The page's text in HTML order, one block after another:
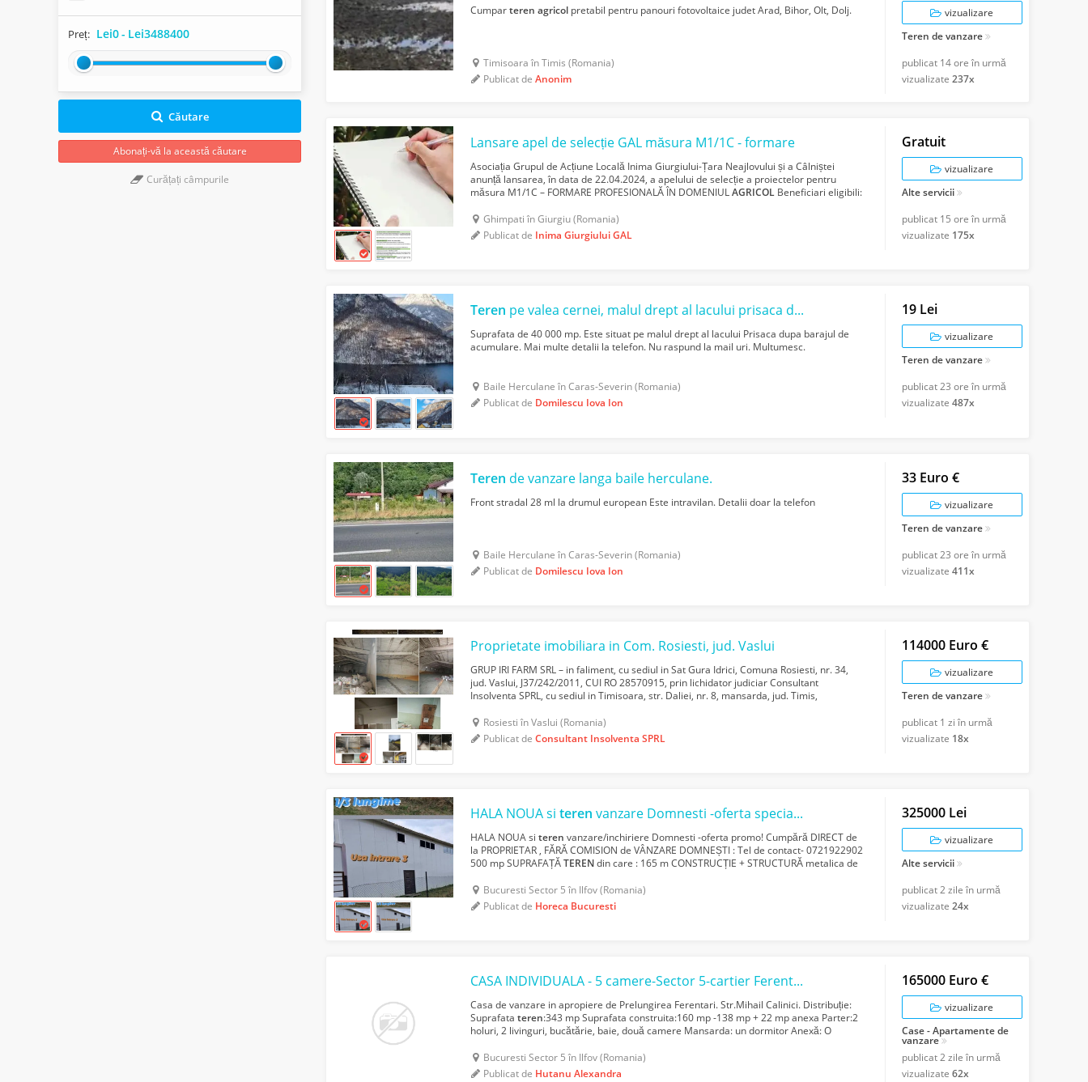
Cumparteren agricol pretabil pentru panouri fotovoltaice judet Arad, Bihor, Olt, Dolj.
Timisoara în Timis (Romania)
Publicat deAnonim
vizualizare
Teren de vanzare
publicat 14 ore în urmă
vizualizate 237x
Lansare apel de selecție GAL măsura M1/1C - formare
Asociația Grupul de Acțiune Locală Inima Giurgiului-Țara Neajlovului și a Câlniștei
anunță lansarea, în data de 22.04.2024, a apelului de selecție a proiectelor pentru
măsura M1/1C – FORMARE PROFESIONALĂ ÎN DOMENIULAGRICOL Beneficiari eligibili:
Ghimpati în Giurgiu (Romania)
Publicat de Inima Giurgiului GAL
Gratuit
vizualizare
Alte servicii
publicat 15 ore în urmă
vizualizate 175x
Teren pe valea cernei, malul drept al lacului prisaca dupa 7 izvoare.
Suprafata de 40 000 mp. Este situat pe malul drept al lacului Prisaca dupa barajul de
acumulare. Mai multe detalii la telefon. Nu raspund la mail uri. Multumesc.
Baile Herculane în Caras-Severin (Romania)
Publicat de Domilescu Iova Ion
19 Lei
vizualizare
Teren de vanzare
publicat23 ore în urmă
vizualizate 487x
Teren de vanzare langa baile herculane.
Front stradal 28 ml la drumul european Este intravilan. Detalii doar la telefon
Baile Herculane în Caras-Severin (Romania)
Publicat de Domilescu Iova Ion
33 Euro €
vizualizare
Teren de vanzare
publicat23 ore în urmă
vizualizate 411x
Proprietate imobiliara in Com. Rosiesti, jud. Vaslui
GRUP IRI FARM SRL – in faliment, cu sediul in Sat Gura Idrici, Comuna Rosiesti, nr. 34,
jud. Vaslui, J37/242/2011, CUI RO 28570915, prin lichidator judiciar Consultant
Insolventa SPRL, cu sediul in Timisoara, str. Daliei, nr. 8, mansarda, jud. Timis,
Rosiesti în Vaslui (Romania)
Publicat deConsultant Insolventa SPRL
114000 Euro €
vizualizare
Teren de vanzare
publicat 1 zi în urmă
vizualizate 18x
HALA NOUA siteren vanzare Domnesti -oferta speciala!
HALA NOUA siteren vanzare/inchiriere Domnesti -oferta promo! Cumpără DIRECT de
la PROPRIETAR , FĂRĂ COMISION de VÂNZARE DOMNEȘTI : Tel de contact- 0721922902
500 mp SUPRAFAȚĂTERENdin care : 165 m CONSTRUCȚIE + STRUCTURĂ metalica de
Bucuresti Sector 5 în Ilfov (Romania)
Publicat de Horeca Bucuresti
325000 Lei
vizualizare
Alte servicii
publicat2 zile în urmă
vizualizate 24x
CASA INDIVIDUALA - 5 camere-Sector 5-cartier Ferentari
Casa de vanzare in apropiere de Prelungirea Ferentari. Str.Mihail Calinici. Distribuție:
Suprafatateren:343 mp Suprafata construita:160 mp -138 mp + 22 mp anexa Parter:2
holuri, 2 livinguri, bucătărie, baie, două camere Mansarda: un dormitor Anexă: O
Bucuresti Sector 5 în Ilfov (Romania)
Publicat de Hutanu Alexandra
165000 Euro €
vizualizare
Case - Apartamente de
vanzare
publicat2 zile în urmă
vizualizate 62x
Preț: Lei0- Lei3488400
Căutare
Abonați-vă la această căutare
Curățați câmpurile